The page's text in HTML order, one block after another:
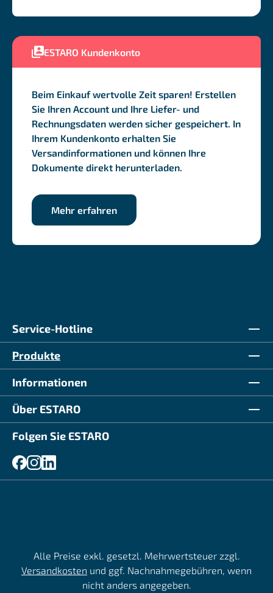
ESTARO Kundenkonto
Beim Einkauf wertvolle Zeit sparen! Erstellen
Sie Ihren Account und Ihre Liefer- und
Rechnungsdaten werden sicher gespeichert. In
Ihrem Kundenkonto erhalten Sie
Versandinformationen und können Ihre
Dokumente direkt herunterladen.
Mehr erfahren
Service-Hotline
Produkte
Informationen
Über ESTARO
Folgen Sie ESTARO
Alle Preise exkl. gesetzl. Mehrwertsteuer zzgl.
Versandkosten und ggf. Nachnahmegebühren, wenn
nicht anders angegeben.